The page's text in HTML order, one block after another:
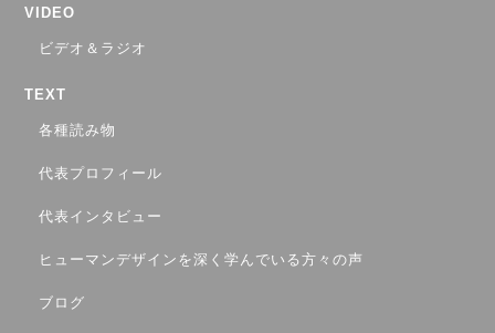
VIDEO
ビデオ＆ラジオ
TEXT
各種読み物
代表プロフィール
代表インタビュー
ヒューマンデザインを深く学んでいる方々の声
ブログ